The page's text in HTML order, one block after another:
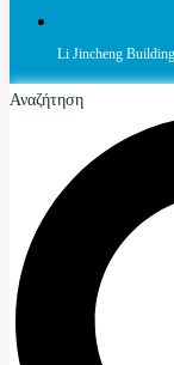
Li Jincheng
Αναζήτηση